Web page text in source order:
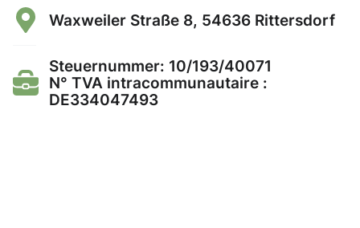
Waxweiler Straße 8, 54636 Rittersdorf
Steuernummer: 10/193/40071
N° TVA intracommunautaire :
DE334047493